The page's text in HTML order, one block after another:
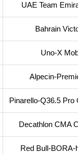
UAE Team
Bahrain
Uno-X
Alpecin-
Pinarello-Q36.5 Pro
Decathlon CMA
Red Bull-BORA-